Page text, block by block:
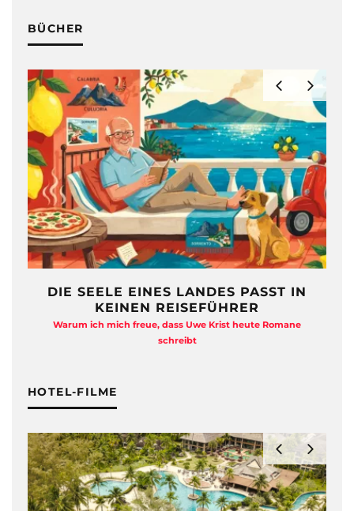
BÜCHER
DIE SEELE EINES LANDES PASST IN
KEINEN REISEFÜHRER
Warum ich mich freue, dass Uwe Krist heute Romane
schreibt
HOTEL-FILME